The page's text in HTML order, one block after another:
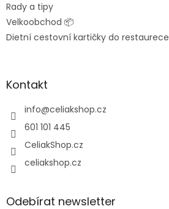
Rady a tipy
Velkoobchod 📦
Dietní cestovní kartičky do restaurece
Kontakt
info@celiakshop.cz
601 101 445
CeliakShop.cz
celiakshop.cz
Odebírat newsletter